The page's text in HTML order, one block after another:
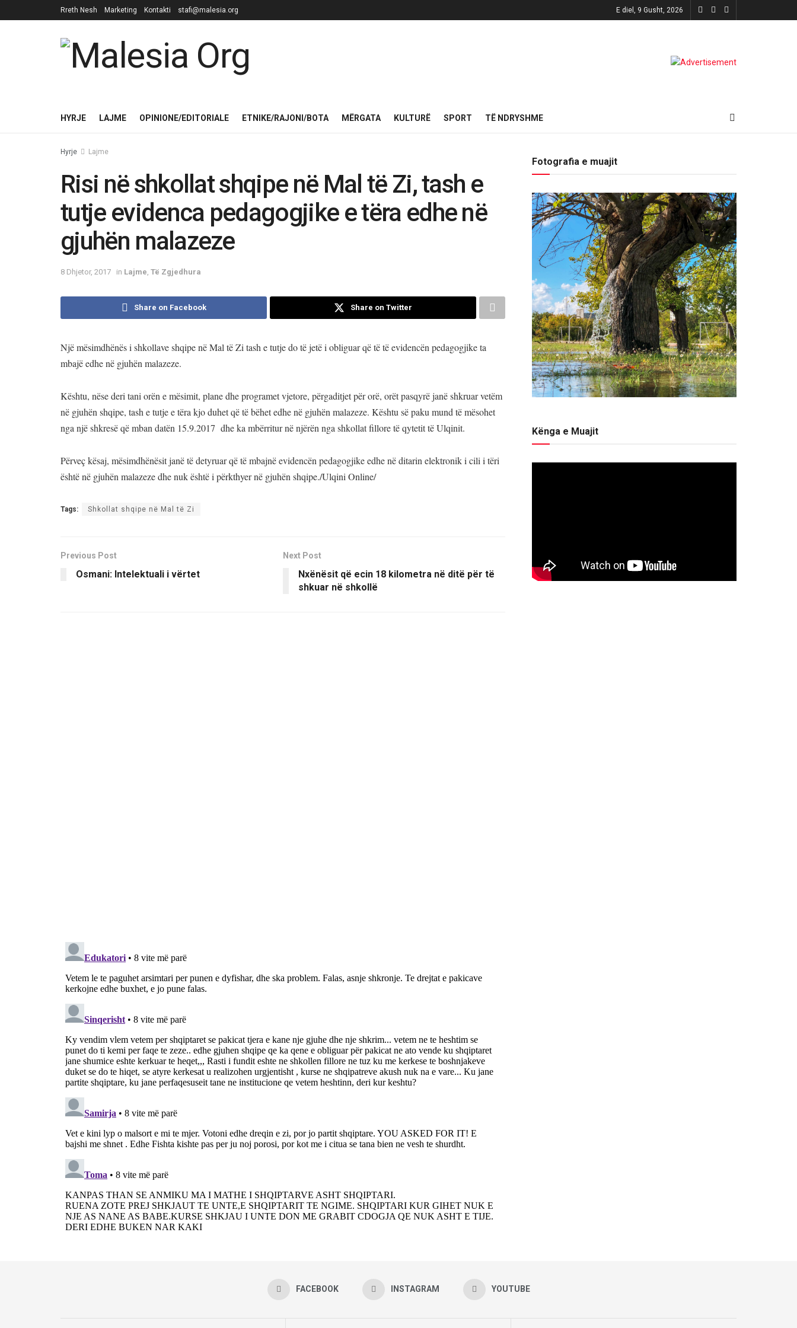
Rreth Nesh Marketing Kontakti stafi@malesia.org E diel, 9 Gusht, 2026
HYRJE LAJME OPINIONE/EDITORIALE ETNIKE/RAJONI/BOTA MËRGATA KULTURË SPORT TË NDRYSHME
Hyrje Lajme
Risi në shkollat shqipe në Mal të Zi, tash e
tutje evidenca pedagogjike e tëra edhe në
gjuhën malazeze
8 Dhjetor, 2017 in Lajme Të Zgjedhura
Share on Facebook Share on Twitter
Një mësimdhënës i shkollave shqipe në Mal të Zi tash e tutje do të jetë i obliguar që të të evidencën pedagogjike ta
mbajë edhe në gjuhën malazeze.
Kështu, nëse deri tani orën e mësimit, plane dhe programet vjetore, përgaditjet për orë, orët pasqyrë janë shkruar vetëm
në gjuhën shqipe, tash e tutje e tëra kjo duhet që të bëhet edhe në gjuhën malazeze. Kështu së paku mund të mësohet
nga një shkresë që mban datën 15.9.2017 dhe ka mbërritur në njërën nga shkollat fillore të qytetit të Ulqinit.
Përveç kësaj, mësimdhënësit janë të detyruar që të mbajnë evidencën pedagogjike edhe në ditarin elektronik i cili i tëri
është në gjuhën malazeze dhe nuk është i përkthyer në gjuhën shqipe./Ulqini Online/
Tags: Shkollat shqipe në Mal të Zi
Previous Post
Osmani: Intelektuali i vërtet
Next Post
Nxënësit që ecin 18 kilometra në ditë për të
shkuar në shkollë
Fotografia e muajit
Kënga e Muajit
FACEBOOK INSTAGRAM YOUTUBE